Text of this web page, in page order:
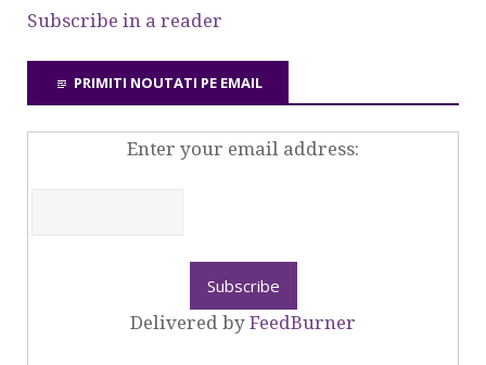
Subscribe in a reader
PRIMITI NOUTATI PE EMAIL
Enter your email address:
Delivered by FeedBurner